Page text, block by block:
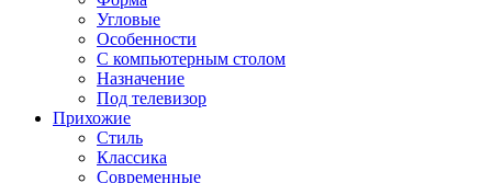
Угловые
Особенности
С компьютерным столом
Назначение
Под телевизор
Прихожие
Стиль
Классика
Современные